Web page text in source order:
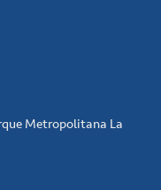
Metropolitana La